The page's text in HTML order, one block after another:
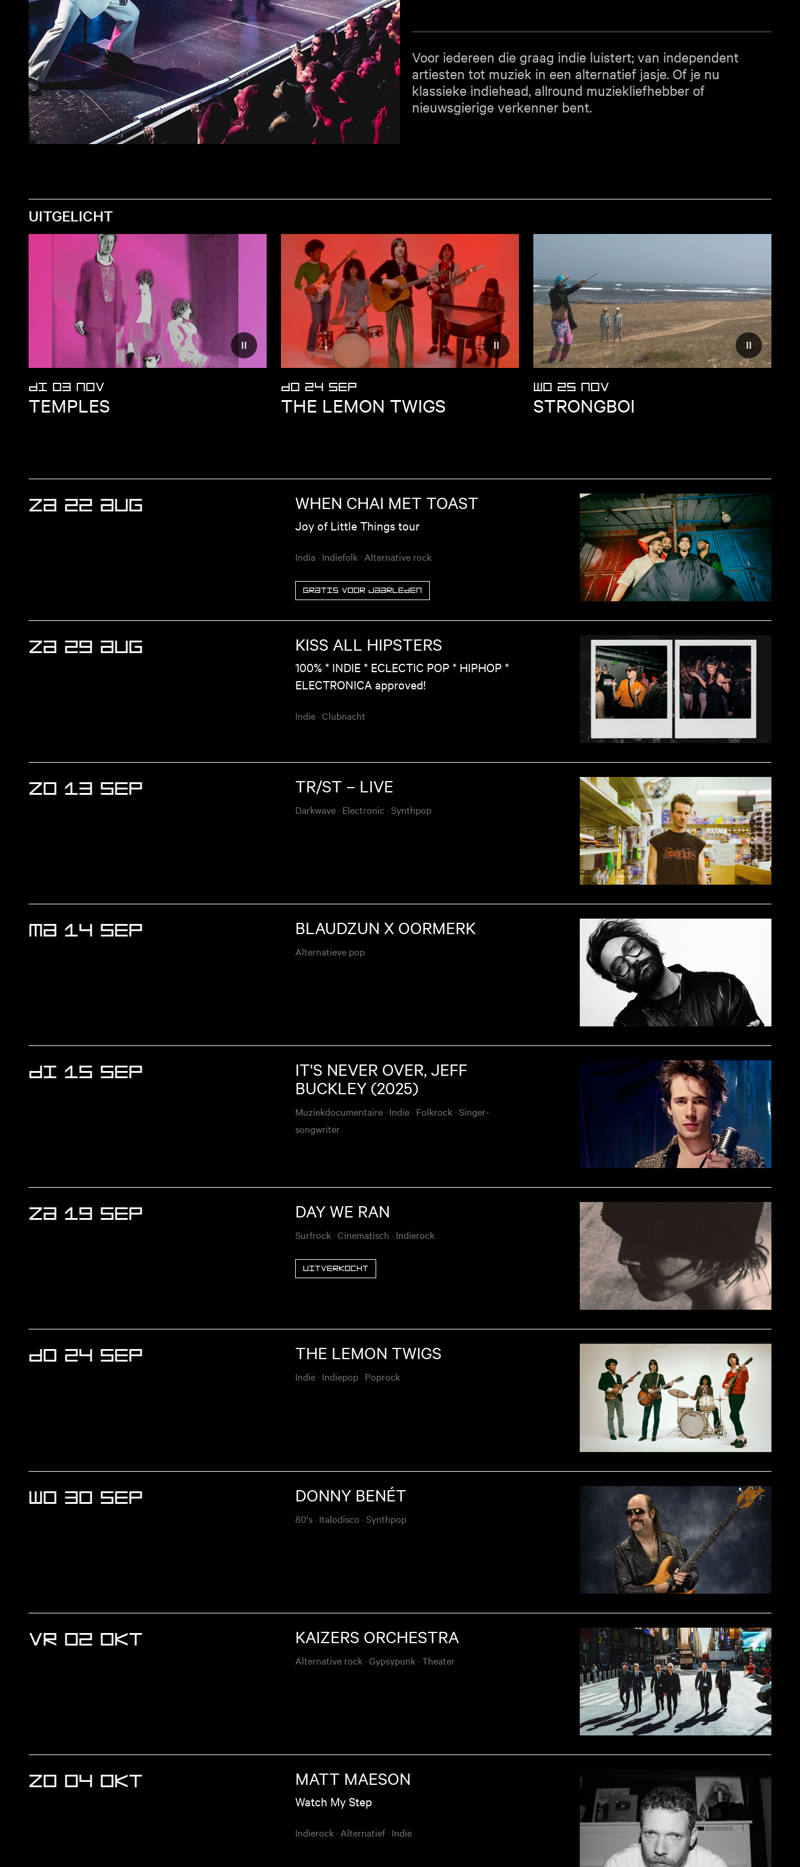
Voor iedereen die graag indie luistert; van independent
artiesten tot muziek in een alternatief jasje. Of je nu
klassieke indiehead, allround muziekliefhebber of
nieuwsgierige verkenner bent.
UITGELICHT
Verminder beweging op website
DI 03 NOV
TEMPLES
Verminder beweging op website
DO 24 SEP
THE LEMON TWIGS
Verminder
WO 25 NOV
STRONGBOI
ZA 22 AUG WHEN CHAI MET TOAST
Joy of Little Things tour
India · Indiefolk · Alternative rock
Gratis voor jaarleden
ZA 29 AUG KISS ALL HIPSTERS
100% * INDIE * ECLECTIC POP * HIPHOP *
ELECTRONICA approved!
Indie ·Clubnacht
ZO 13 SEP TR/ST – LIVE
Darkwave · Electronic ·Synthpop
MA 14 SEP BLAUDZUN X OORMERK
Alternatieve pop
DI 15 SEP
IT'S NEVER OVER, JEFF
BUCKLEY (2025)
Muziekdocumentaire · Indie · Folkrock ·Singer-
songwriter
ZA 19 SEP DAY WE RAN
Surfrock ·Cinematisch · Indierock
Uitverkocht
DO 24 SEP THE LEMON TWIGS
Indie · Indiepop · Poprock
WO 30 SEP DONNY BENÉT
80's · Italodisco ·Synthpop
VR 02 OKT KAIZERS ORCHESTRA
Alternative rock ·Gypsypunk ·Theater
ZO 04 OKT MATT MAESON
Watch My Step
Indierock · Alternatief · Indie